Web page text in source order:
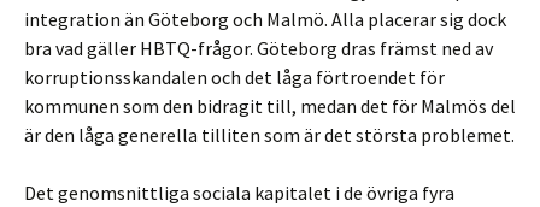
integration än Göteborg och Malmö. Alla placerar sig dock
bra vad gäller HBTQ-frågor. Göteborg dras främst ned av
korruptionsskandalen och det låga förtroendet för
kommunen som den bidragit till, medan det för Malmös del
är den låga generella tilliten som är det största problemet.
Det genomsnittliga sociala kapitalet i de övriga fyra